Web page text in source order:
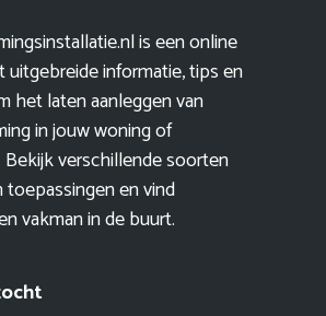
is een online
informatie, tips en
het laten aanleggen van
in jouw woning of
Bekijk verschillende soorten
en vind
vakman in de buurt.